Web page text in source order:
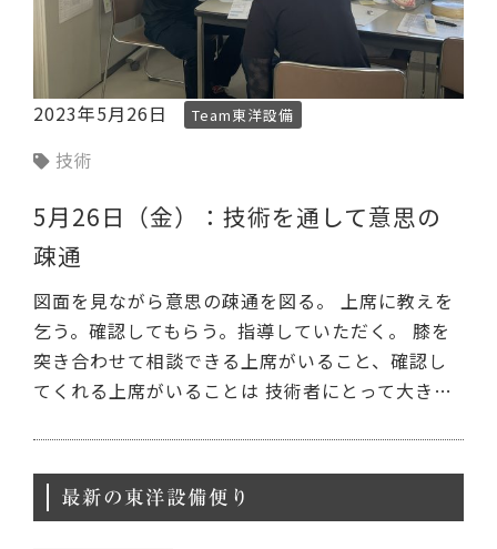
2023年5月26日 Team東洋設備
技術
5月26日（金）：技術を通して意思の
疎通
図面を見ながら意思の疎通を図る。 上席に教えを
乞う。確認してもらう。指導していただく。 膝を
突き合わせて相談できる上席がいること、確認し
てくれる上席がいることは 技術者にとって大き…
最新の東洋設備便り